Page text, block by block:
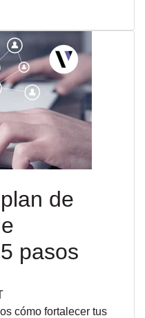
de
pasos
cómo fortalecer tus